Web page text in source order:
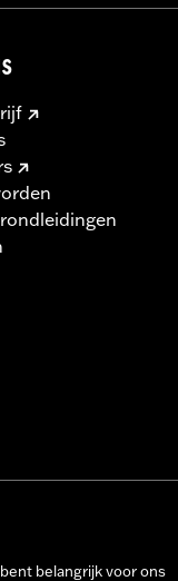
bent belangrijk voor ons